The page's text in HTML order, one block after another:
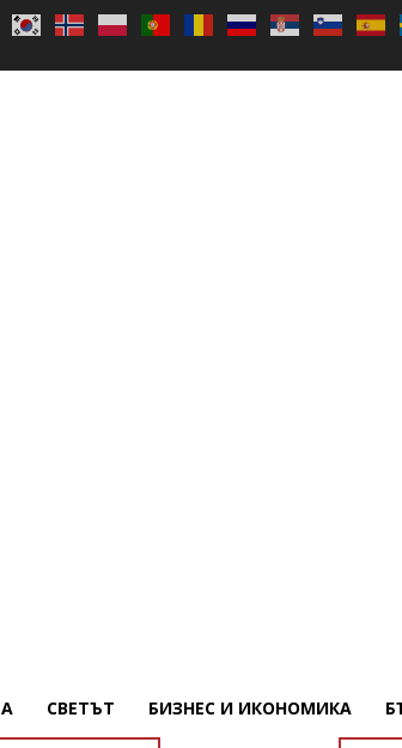
СВЕТЪТ БИЗНЕС И ИКОНОМИКА